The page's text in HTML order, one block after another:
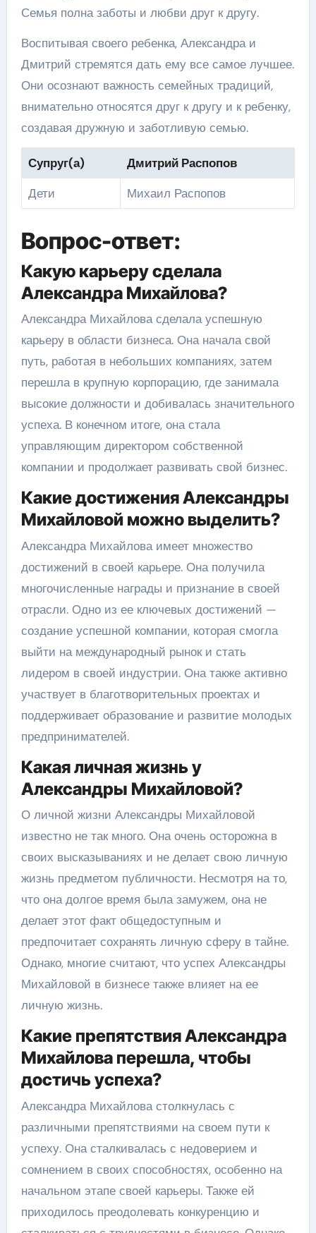
Семья полна заботы и любви друг к другу.
Воспитывая своего ребенка, Александра и
Дмитрий стремятся дать ему все самое лучшее.
Они осознают важность семейных традиций,
внимательно относятся друг к другу и к ребенку,
создавая дружную и заботливую семью.
Супруг(а)
Дмитрий Распопов
Дети
Михаил Распопов
Вопрос-ответ:
Какую карьеру сделала
Александра Михайлова?
Александра Михайлова сделала успешную
карьеру в области бизнеса. Она начала свой
путь, работая в небольших компаниях, затем
перешла в крупную корпорацию, где занимала
высокие должности и добивалась значительного
успеха. В конечном итоге, она стала
управляющим директором собственной
компании и продолжает развивать свой бизнес.
Какие достижения Александры
Михайловой можно выделить?
Александра Михайлова имеет множество
достижений в своей карьере. Она получила
многочисленные награды и признание в своей
отрасли. Одно из ее ключевых достижений —
создание успешной компании, которая смогла
выйти на международный рынок и стать
лидером в своей индустрии. Она также активно
участвует в благотворительных проектах и
поддерживает образование и развитие молодых
предпринимателей.
Какая личная жизнь у
Александры Михайловой?
О личной жизни Александры Михайловой
известно не так много. Она очень осторожна в
своих высказываниях и не делает свою личную
жизнь предметом публичности. Несмотря на то,
что она долгое время была замужем, она не
делает этот факт общедоступным и
предпочитает сохранять личную сферу в тайне.
Однако, многие считают, что успех Александры
Михайловой в бизнесе также влияет на ее
личную жизнь.
Какие препятствия Александра
Михайлова перешла, чтобы
достичь успеха?
Александра Михайлова столкнулась с
различными препятствиями на своем пути к
успеху. Она сталкивалась с недоверием и
сомнением в своих способностях, особенно на
начальном этапе своей карьеры. Также ей
приходилось преодолевать конкуренцию и